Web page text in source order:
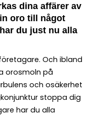
dina affärer av
oro till något
du just nu alla
Och ibland
orosmoln på
och osäkerhet
stoppa dig
har du alla